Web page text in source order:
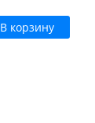
В корзину